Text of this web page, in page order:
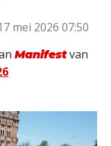
mei 2026 07:50
Manifestvan